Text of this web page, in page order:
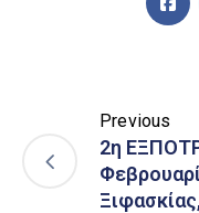
Previous
2η